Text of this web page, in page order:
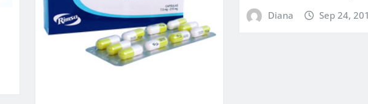
Diana Sep 24,